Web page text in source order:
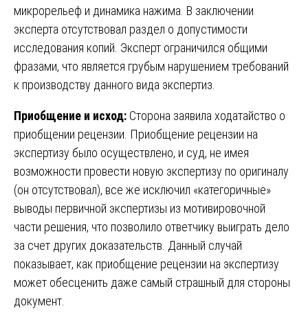
микрорельеф и динамика нажима. В заключении
эксперта отсутствовал раздел о допустимости
исследования копий. Эксперт ограничился общими
фразами, что является грубым нарушением требований
к производству данного вида экспертиз.
Приобщение и исход: Сторона заявила ходатайство о
приобщении рецензии. Приобщение рецензии на
экспертизу было осуществлено, и суд, не имея
возможности провести новую экспертизу по оригиналу
(он отсутствовал), все же исключил «категоричные»
выводы первичной экспертизы из мотивировочной
части решения, что позволило ответчику выиграть дело
за счет других доказательств. Данный случай
показывает, как приобщение рецензии на экспертизу
может обесценить даже самый страшный для стороны
документ.